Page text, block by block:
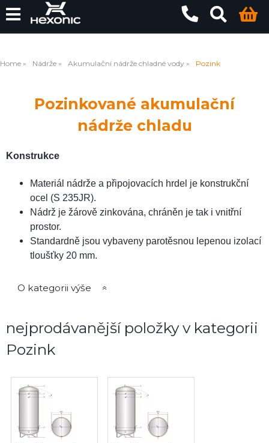
Home Nádrže Akumulační nádrže chladné vody Pozink
Pozinkované akumulační
nádrže chladu
Konstrukce
Materiál nádrže a připojovacích hrdel je konstrukční
ocel (S 235JR).
Nádrž je žárově zinkována, chráněn je tak i vnitřní
prostor.
Standardně jsou vybaveny parotěsnou lepenou izolací
tloušťky 20 mm.
O kategorii výše
nejprodávanější položky v kategorii
Pozink